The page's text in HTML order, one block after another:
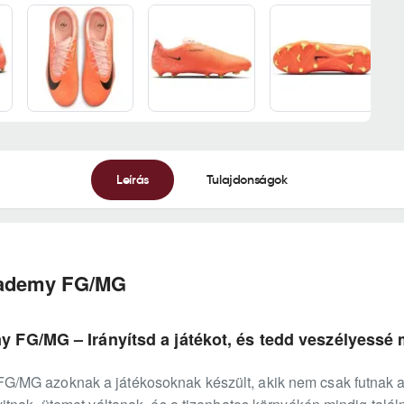
Leírás Tulajdonságok
FG/MG
FG/MG – Irányítsd a játékot, és tedd
MG azoknak a játékosoknak készült, akik nem csak futnak